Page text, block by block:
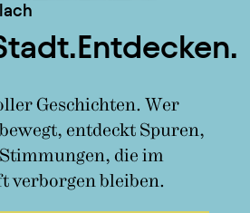
Geschichten. Wer
entdeckt Spuren,
die im
verborgen bleiben.